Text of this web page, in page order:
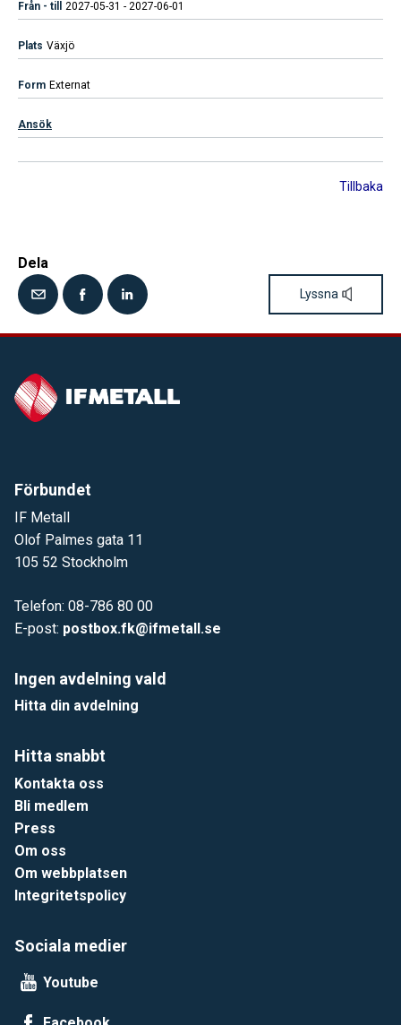
2027-05-31 - 2027-06-01
Växjö
Externat
Ansök
Tillbaka
Dela
Lyssna
Förbundet
IF Metall
Olof Palmes gata 11
105 52 Stockholm
Telefon: 08-786 80 00
E-post: postbox.fk@ifmetall.se
Ingen avdelning vald
Hitta din avdelning
Hitta snabbt
Kontakta oss
Bli medlem
Press
Om oss
Om webbplatsen
Integritetspolicy
Sociala medier
Youtube